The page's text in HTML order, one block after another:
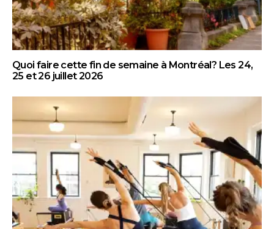
Quoi faire cette fin de semaine à Montréal? Les 24,
25 et 26 juillet 2026